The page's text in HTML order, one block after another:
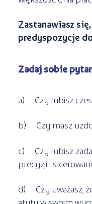
Zastanawiasz
predyspozycje
Zadaj sobie
a) Czy lubisz
b) Czy masz
c) Czy lubisz
precyzji i
d) Czy uważasz,
atuty w swoim